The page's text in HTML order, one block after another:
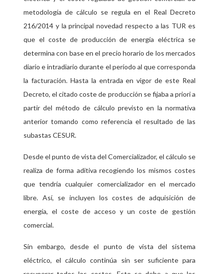
metodología de cálculo se regula en el Real Decreto
216/2014 y la principal novedad respecto a las TUR es
que el coste de producción de energía eléctrica se
determina con base en el precio horario de los mercados
diario e intradiario durante el período al que corresponda
la facturación. Hasta la entrada en vigor de este Real
Decreto, el citado coste de producción se fijaba a priori a
partir del método de cálculo previsto en la normativa
anterior tomando como referencia el resultado de las
subastas CESUR.
Desde el punto de vista del Comercializador, el cálculo se
realiza de forma aditiva recogiendo los mismos costes
que tendría cualquier comercializador en el mercado
libre. Así, se incluyen los costes de adquisición de
energía, el coste de acceso y un coste de gestión
comercial.
Sin embargo, desde el punto de vista del sistema
eléctrico, el cálculo continúa sin ser suficiente para